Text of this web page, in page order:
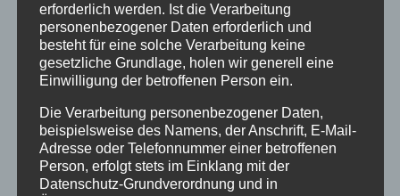
vergleichen, scrollen, speichern, teilen – und
treffen Entscheidungen. Wenn du hier nicht
auftauchst, entscheidet sich die Buchung für
jemand anderen.
Mit professionellem Social Media Marketing
erforderlich werden. Ist die Verarbeitung
personenbezogener Daten erforderlich und
besteht für eine solche Verarbeitung keine
gesetzliche Grundlage, holen wir generell eine
Einwilligung der betroffenen Person ein.
Die Verarbeitung personenbezogener Daten,
beispielsweise des Namens, der Anschrift, E-Mail-
Adresse oder Telefonnummer einer betroffenen
Person, erfolgt stets im Einklang mit der
Datenschutz-Grundverordnung und in